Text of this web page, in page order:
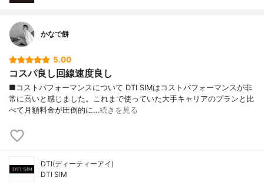
かなで餅
5.00
コスパ良し回線速度良し
■コストパフォーマンスについて DTI SIMはコストパフォーマンスが非
常に高いと感じました。これまで使っていた大手キャリアのプランと比
べて月額料金が圧倒的に…続きを見る
DTI(ディーティーアイ)
DTI SIM